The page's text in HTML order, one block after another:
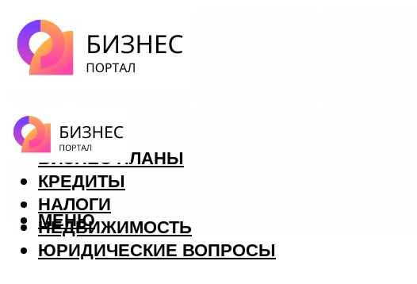
ФОРЕКС
БИЗНЕС ПЛАНЫ
КРЕДИТЫ
НАЛОГИ
НЕДВИЖИМОСТЬ
ЮРИДИЧЕСКИЕ ВОПРОСЫ
МЕНЮ